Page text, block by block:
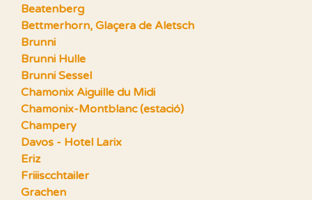
Beatenberg
Bettmerhorn, Glaçera de Aletsch
Brunni
Brunni Hulle
Brunni Sessel
Chamonix Aiguille du Midi
Chamonix-Montblanc (estació)
Champery
Davos - Hotel Larix
Eriz
Friiiscchtailer
Grachen